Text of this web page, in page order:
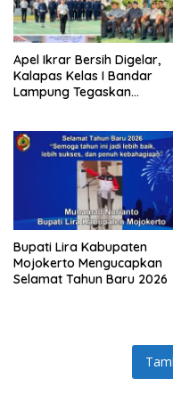
Apel Ikrar Bersih Digelar,
Kalapas Kelas I Bandar
Lampung Tegaskan
Bupati Lira Kabupaten
Mojokerto Mengucapkan
Selamat Tahun Baru 2026